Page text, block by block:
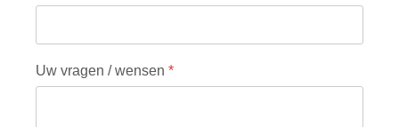
Uw vragen / wensen *